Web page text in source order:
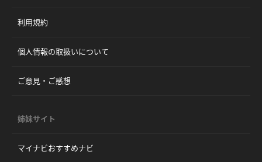
利用規約
個人情報の取扱いについて
ご意見・ご感想
姉妹サイト
マイナビおすすめナビ